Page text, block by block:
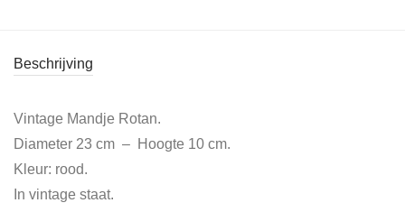
Beschrijving
Vintage Mandje Rotan.
Diameter 23 cm – Hoogte 10 cm.
Kleur: rood.
In vintage staat.